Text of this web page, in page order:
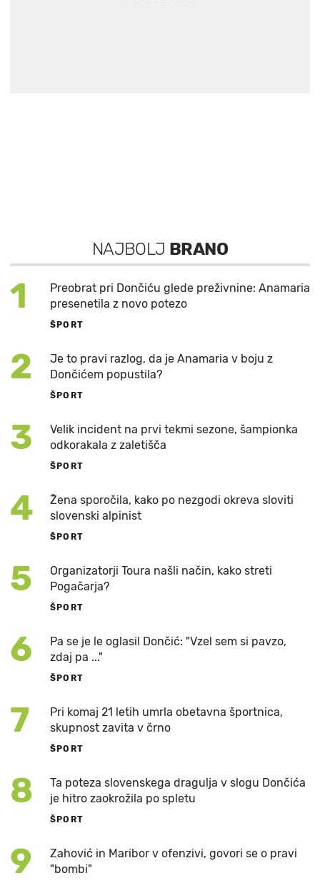
NAJBOLJ BRANO
1
Preobrat pri Dončiću glede preživnine: Anamaria
presenetila z novo potezo
ŠPORT
2
Je to pravi razlog, da je Anamaria v boju z
Dončićem popustila?
ŠPORT
3
Velik incident na prvi tekmi sezone, šampionka
odkorakala z zaletišča
ŠPORT
4
Žena sporočila, kako po nezgodi okreva sloviti
slovenski alpinist
ŠPORT
5
Organizatorji Toura našli način, kako streti
Pogačarja?
ŠPORT
6
Pa se je le oglasil Dončić: "Vzel sem si pavzo,
zdaj pa ..."
ŠPORT
7
Pri komaj 21 letih umrla obetavna športnica,
skupnost zavita v črno
ŠPORT
8
Ta poteza slovenskega dragulja v slogu Dončića
je hitro zaokrožila po spletu
ŠPORT
9
Zahović in Maribor v ofenzivi, govori se o pravi
"bombi"